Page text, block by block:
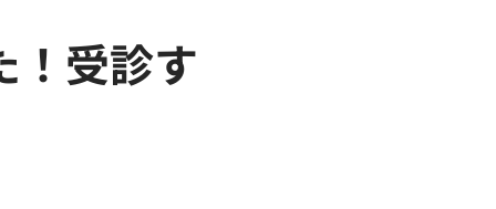
！受診す